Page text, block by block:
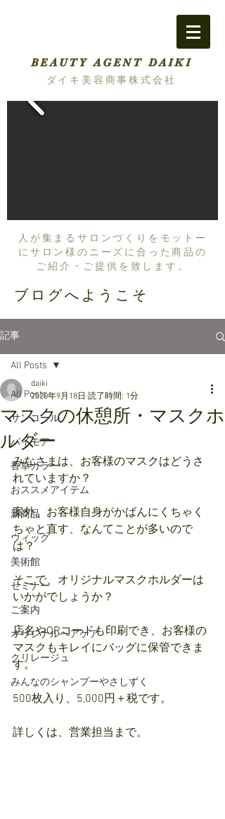
BEAUTY AGENT DAIKI
ダイキ美容商事株式会社
人が集まるサロンづくりをモットー
にサロン様のニーズに合った商品の
ご紹介・ご提供を致します。
ブログへようこそ
記事
All Posts
サンコール
パイモア
香草カラー
おススメアイテム
新商品
ウィッグ
美術館
セミナー
ご案内
オリジナルヘアケア
クリレージュ
みんなのシャンプーやさしずく
All Posts
マスクの休憩所・マスクホ
ルダー
daiki
2020年9月18日 読了時間: 1分
みなさまは、お客様のマスクはどうさ
れていますか？
案外、お客様自身がかばんにくちゃく
ちゃと直す、なんてことが多いので
は？
そこで、オリジナルマスクホルダーは
いかがでしょうか？
店名やQRコードも印刷でき、お客様の
マスクもキレイにバッグに保管できま
す。
500枚入り、5,000円＋税です。
詳しくは、営業担当まで。